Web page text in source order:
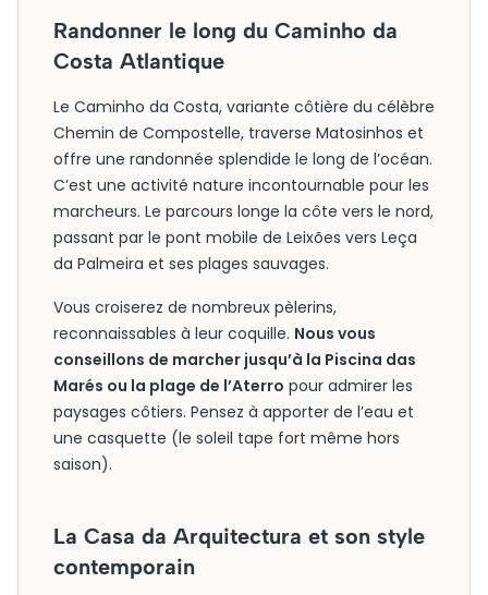
Randonner le long du Caminho da
Costa Atlantique
Le Caminho da Costa, variante côtière du célèbre
Chemin de Compostelle, traverse Matosinhos et
offre une randonnée splendide le long de l’océan.
C’est une activité nature incontournable pour les
marcheurs. Le parcours longe la côte vers le nord,
passant par le pont mobile de Leixões vers Leça
da Palmeira et ses plages sauvages.
Vous croiserez de nombreux pèlerins,
reconnaissables à leur coquille. Nous vous
conseillons de marcher jusqu’à la Piscina das
Marés ou la plage de l’Aterro pour admirer les
paysages côtiers. Pensez à apporter de l’eau et
une casquette (le soleil tape fort même hors
saison).
La Casa da Arquitectura et son style
contemporain